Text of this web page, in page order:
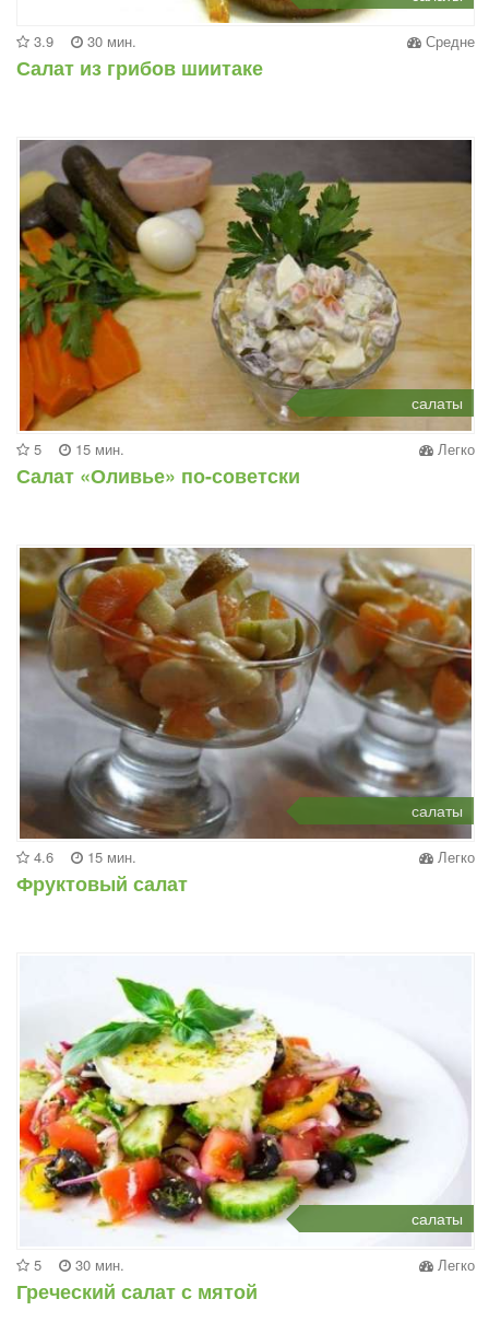
3.9 30 мин. Средне
Салат из грибов шиитаке
салаты
5 15 мин. Легко
Салат «Оливье» по-советски
салаты
4.6 15 мин. Легко
Фруктовый салат
салаты
5 30 мин. Легко
Греческий салат с мятой